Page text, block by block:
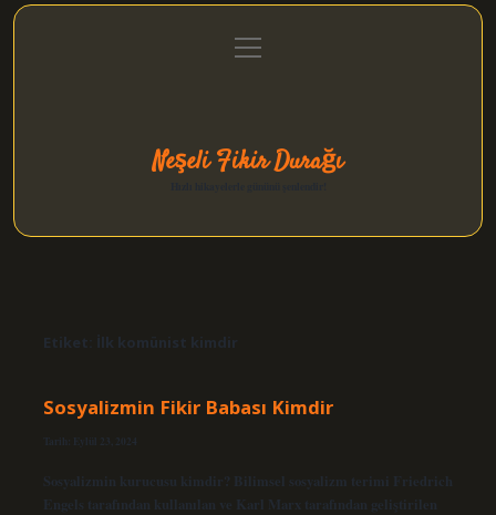
Gizlilik Politikası
menüyü
aç
Neşeli Fikir Durağı
Etiket: İlk komünist kimdir
Sosyalizmin Fikir Babası Kimdir
Tarih: Eylül 23, 2024
Sosyalizmin kurucusu kimdir? Bilimsel sosyalizm terimi Friedrich
Engels tarafından kullanılan ve Karl Marx tarafından geliştirilen